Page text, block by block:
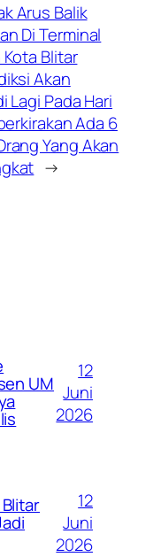
Arus Balik
Di Terminal
Blitar
Akan
Lagi Pada Hari
Ada 6
Yang Akan
→
UM
12
Juni
2026
12
Juni
2026